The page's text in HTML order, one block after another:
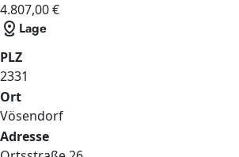
4.807,00 €
distance Lage
PLZ
2331
Ort
Vösendorf
Adresse